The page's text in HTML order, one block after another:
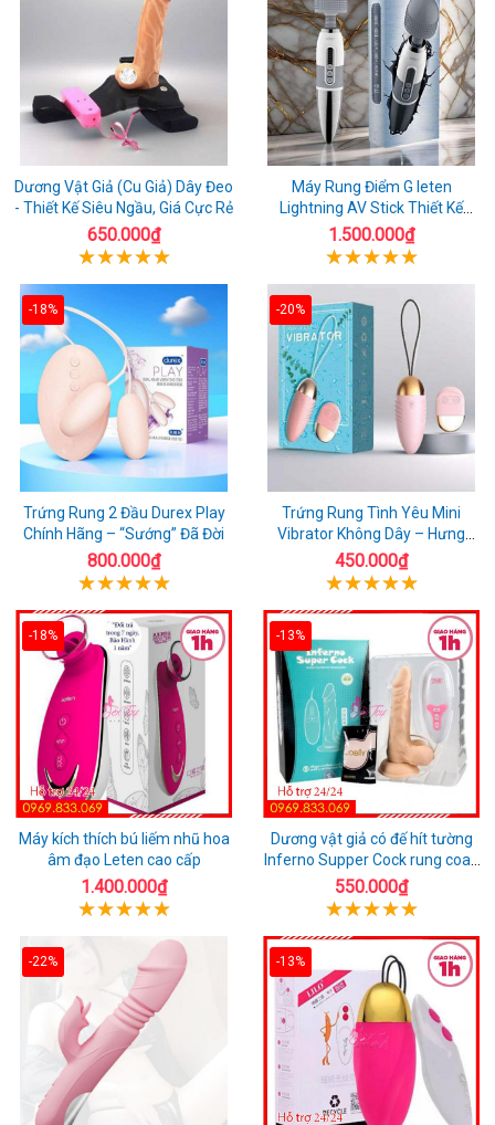
Dương Vật Giả (Cu Giả) Dây Đeo
- Thiết Kế Siêu Ngầu, Giá Cực Rẻ
650.000₫
Máy Rung Điểm G leten
Lightning AV Stick Thiết Kế
Thông Minh
1.500.000₫
-18%
Trứng Rung 2 Đầu Durex Play
Chính Hãng – “Sướng” Đã Đời
800.000₫
-20%
Trứng Rung Tình Yêu Mini
Vibrator Không Dây – Hưng
Phấn Mọi Nơi
450.000₫
-18%
Máy kích thích bú liếm nhũ hoa
âm đạo Leten cao cấp
1.400.000₫
-13%
Dương vật giả có đế hít tường
Inferno Supper Cock rung coay
7 chế độ
550.000₫
-22% -13%